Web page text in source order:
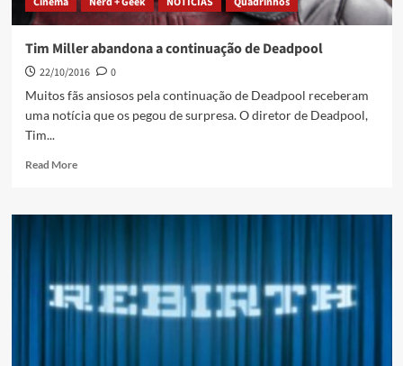
Tim Miller abandona a continuação de Deadpool
22/10/2016
0
Muitos fãs ansiosos pela continuação de Deadpool receberam
uma notícia que os pegou de surpresa. O diretor de Deadpool,
Tim...
Read More